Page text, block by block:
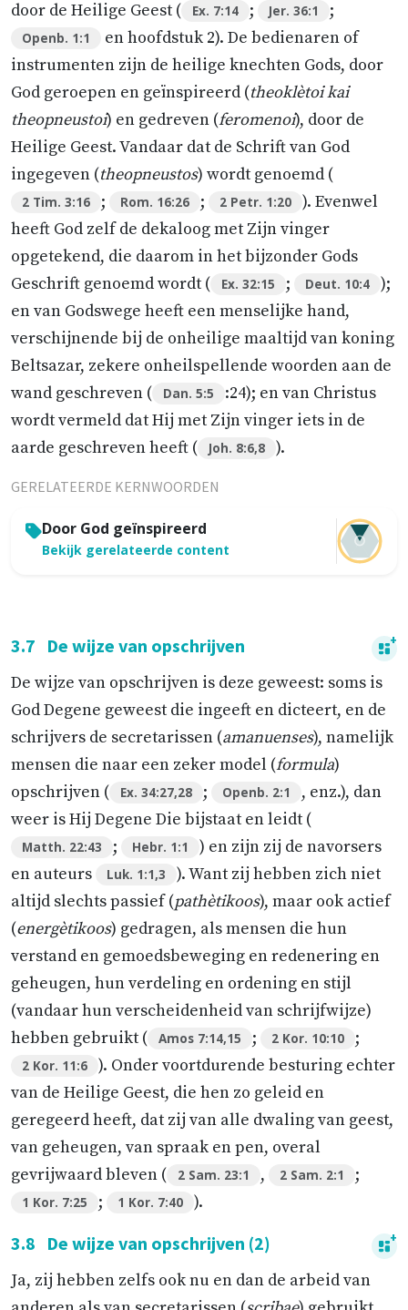
door de Heilige Geest ( Ex. 7:14 ; Jer. 36:1 ;
Openb. 1:1
en hoofdstuk 2). De bedienaren of
instrumenten zijn de heilige knechten Gods, door
God geroepen en geïnspireerd (theoklètoi kai
theopneustoi) en gedreven (feromenoi), door de
Heilige Geest. Vandaar dat de Schrift van God
ingegeven (theopneustos) wordt genoemd (
2 Tim. 3:16 ; Rom. 16:26 ; 2 Petr. 1:20
). Evenwel
heeft God zelf de dekaloog met Zijn vinger
opgetekend, die daarom in het bijzonder Gods
Geschrift genoemd wordt (
Ex. 32:15 ; Deut. 10:4
);
en van Godswege heeft een menselijke hand,
verschijnende bij de onheilige maaltijd van koning
Beltsazar, zekere onheilspellende woorden aan de
wand geschreven (
Dan. 5:5
:24); en van Christus
wordt vermeld dat Hij met Zijn vinger iets in de
aarde geschreven heeft (
Joh. 8:6,8 ).
GERELATEERDE KERNWOORDEN
Door God geïnspireerd
Bekijk gerelateerde content
3.7 De wijze van opschrijven
De wijze van opschrijven is deze geweest: soms is
God Degene geweest die ingeeft en dicteert, en de
schrijvers de secretarissen (amanuenses), namelijk
mensen die naar een zeker model (formula)
opschrijven (
Ex. 34:27,28 ; Openb. 2:1
, enz.), dan
weer is Hij Degene Die bijstaat en leidt (
Matth. 22:43 ; Hebr. 1:1
) en zijn zij de navorsers
en auteurs
Luk. 1:1,3
). Want zij hebben zich niet
altijd slechts passief (pathètikoos), maar ook actief
(energètikoos) gedragen, als mensen die hun
verstand en gemoedsbeweging en redenering en
geheugen, hun verdeling en ordening en stijl
(vandaar hun verscheidenheid van schrijfwijze)
hebben gebruikt (
Amos 7:14,15 ; 2 Kor. 10:10 ;
2 Kor. 11:6
). Onder voortdurende besturing echter
van de Heilige Geest, die hen zo geleid en
geregeerd heeft, dat zij van alle dwaling van geest,
van geheugen, van spraak en pen, overal
gevrijwaard bleven (
2 Sam. 23:1 , 2 Sam. 2:1 ;
1 Kor. 7:25 ; 1 Kor. 7:40 ).
3.8 De wijze van opschrijven (2)
Ja, zij hebben zelfs ook nu en dan de arbeid van